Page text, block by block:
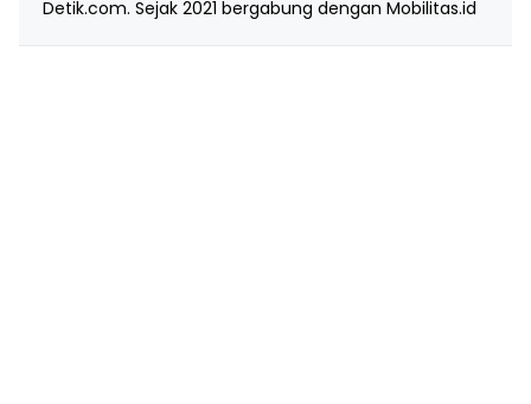
Detik.com. Sejak 2021 bergabung dengan Mobilitas.id